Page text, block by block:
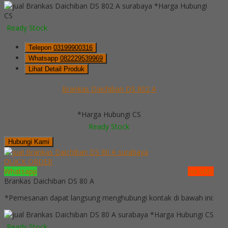
*Harga Hubungi
CS
Ready Stock
Telepon 03199900316
Whatsapp 082229539969
Lihat Detail Produk
Brankas Daichiban DS 802 A
*Harga Hubungi CS
Ready Stock
Hubungi Kami
QUICK ORDER
Whatsapp
via SMS
Brankas Daichiban DS 80 A
*Pemesanan dapat langsung menghubungi kontak di bawah ini:
*Harga Hubungi CS